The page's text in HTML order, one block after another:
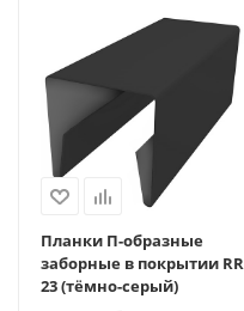
Планки П-образные
заборные в покрытии RR
23 (тёмно-серый)